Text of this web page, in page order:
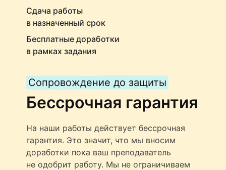
Сдача работы
в назначенный срок
Бесплатные доработки
в рамках задания
Сопровождение до защиты
Бессрочная гарантия
На наши работы действует бессрочная
гарантия. Это значит, что мы вносим
доработки пока ваш преподаватель
не одобрит работу. Мы не ограничиваем